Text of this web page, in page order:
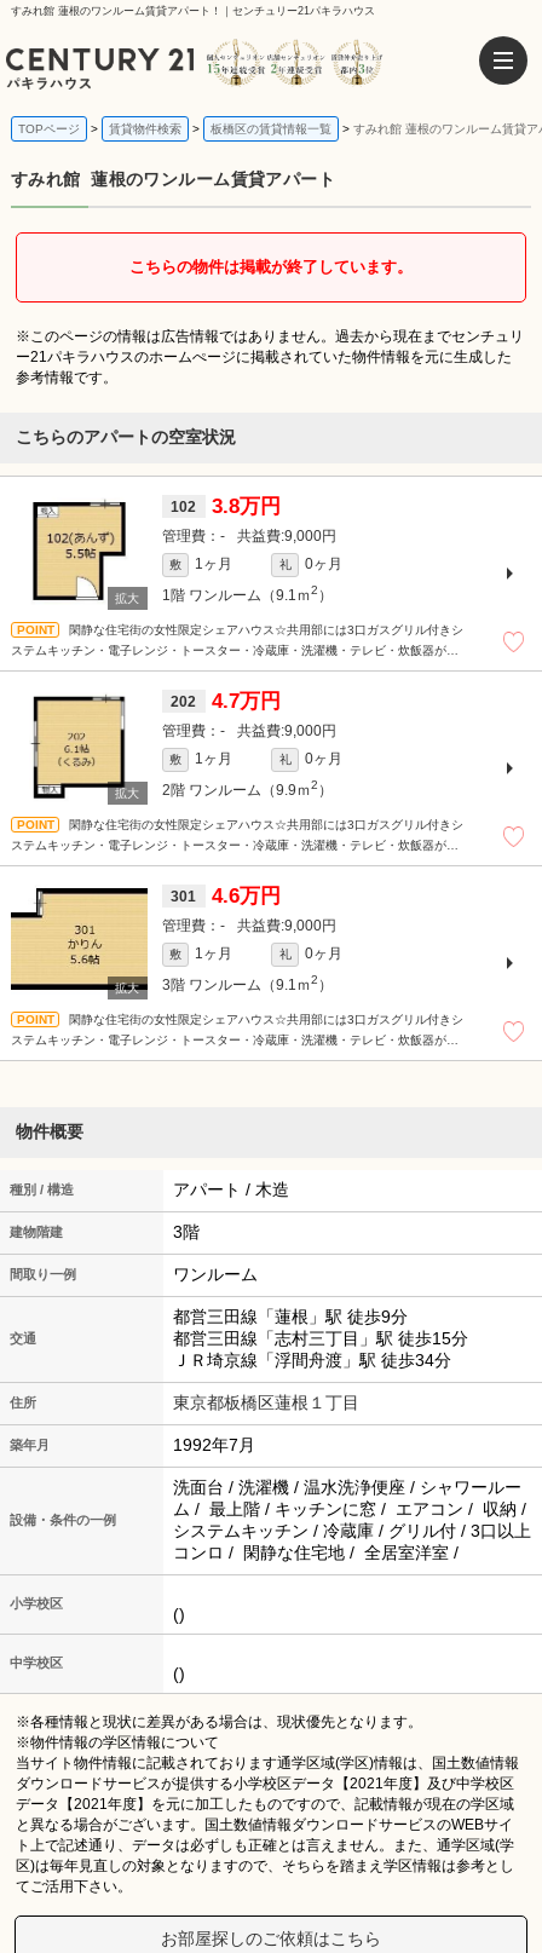
すみれ館 蓮根のワンルーム賃貸アパート！｜センチュリー21パキラハウス
TOPページ 賃貸物件検索 板橋区の賃貸情報一覧 すみれ館 蓮根のワンルーム賃貸ア
すみれ館 蓮根のワンルーム賃貸アパート
こちらの物件は掲載が終了しています。
※このページの情報は広告情報ではありません。過去から現在までセンチュリ
ー21パキラハウスのホームぺージに掲載されていた物件情報を元に生成した
参考情報です。
こちらのアパートの空室状況
102 3.8万円
- 9,000円
敷 1ヶ月 礼
0ヶ月
1階 ワンルーム（9.1ｍ2 ）
閑静な住宅街の女性限定シェアハウス☆共用部には3口ガスグリル付きシ
ステムキッチン・電子レンジ・トースター・冷蔵庫・洗濯機・テレビ・炊飯器があ
202 4.7万円
- 9,000円
敷 1ヶ月 礼
0ヶ月
2階 ワンルーム（9.9ｍ2 ）
閑静な住宅街の女性限定シェアハウス☆共用部には3口ガスグリル付きシ
ステムキッチン・電子レンジ・トースター・冷蔵庫・洗濯機・テレビ・炊飯器があ
301 4.6万円
- 9,000円
敷 1ヶ月 礼
0ヶ月
3階 ワンルーム（9.1ｍ2 ）
閑静な住宅街の女性限定シェアハウス☆共用部には3口ガスグリル付きシ
ステムキッチン・電子レンジ・トースター・冷蔵庫・洗濯機・テレビ・炊飯器があ
物件概要
種別 / 構造 アパート / 木造
建物階建 3階
間取り一例 ワンルーム
交通
都営三田線「蓮根」駅 徒歩9分
都営三田線「志村三丁目」駅 徒歩15分
ＪＲ埼京線「浮間舟渡」駅 徒歩34分
住所 東京都板橋区蓮根１丁目
築年月 1992年7月
設備・条件の一例
洗面台 / 洗濯機 / 温水洗浄便座 / シャワールー
ム / 最上階 / キッチンに窓 / エアコン / 収納 /
システムキッチン / 冷蔵庫 / グリル付 / 3口以上
コンロ / 閑静な住宅地 / 全居室洋室 /
小学校区
()
中学校区
()
※各種情報と現状に差異がある場合は、現状優先となります。
※物件情報の学区情報について
当サイト物件情報に記載されております通学区域(学区)情報は、国土数値情報
ダウンロードサービスが提供する小学校区データ【2021年度】及び中学校区
データ【2021年度】を元に加工したものですので、記載情報が現在の学区域
と異なる場合がございます。国土数値情報ダウンロードサービスのWEBサイ
ト上で記述通り、データは必ずしも正確とは言えません。また、通学区域(学
区)は毎年見直しの対象となりますので、そちらを踏まえ学区情報は参考とし
てご活用下さい。
お部屋探しのご依頼はこちら